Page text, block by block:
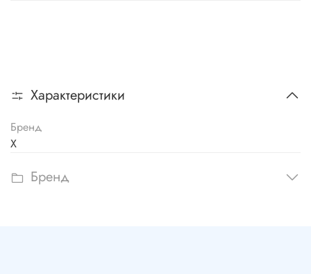
Характеристики
Бренд
X
Бренд